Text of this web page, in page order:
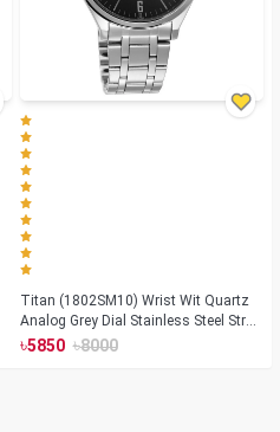
Titan (1802SM10) Wrist Wit Quartz
Analog Grey Dial Stainless Steel Strap
Watch for Men
৳5850 ৳8000